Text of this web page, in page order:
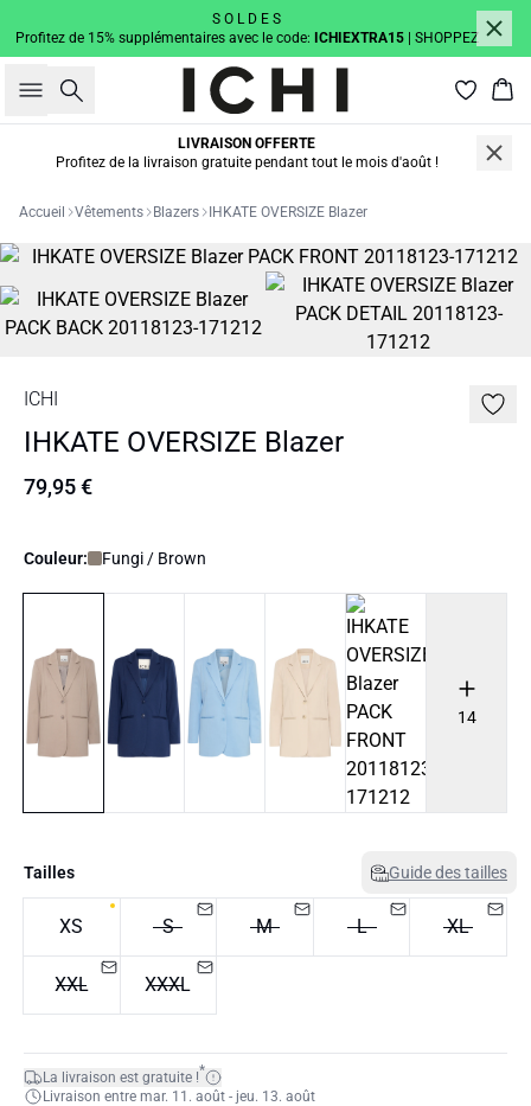
S O L D E S
Profitez de 15% supplémentaires avec le code: ICHIEXTRA15 | SHOPPEZ
Rechercher
LIVRAISON OFFERTE
Profitez de la livraison gratuite pendant tout le mois d'août !
Accueil Vêtements Blazers IHKATE OVERSIZE Blazer
ICHI
IHKATE OVERSIZE Blazer
79,95 €
Couleur: Fungi / Brown
14
Tailles Guide des tailles
XS S M L XL
XXL XXXL
La livraison est gratuite !*
Livraison entre mar. 11. août - jeu. 13. août